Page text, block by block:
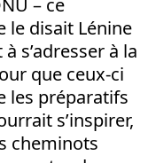
– ce
le disait Lénine
s’adresser à la
que ceux-ci
les préparatifs
s’inspirer,
cheminots